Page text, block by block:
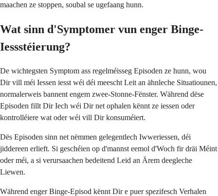
maachen ze stoppen, soubal se ugefaang hunn.
Wat sinn d'Symptomer vun enger Binge-
Iessstéierung?
De wichtegsten Symptom ass regelméisseg Episoden ze hunn, wou
Dir vill méi Iessen iesst wéi déi meescht Leit an ähnleche Situatiounen,
normalerweis bannent engem zwee-Stonne-Fënster. Während dëse
Episoden fillt Dir Iech wéi Dir net ophalen kënnt ze iessen oder
kontrolléiere wat oder wéi vill Dir konsuméiert.
Dës Episoden sinn net nëmmen gelegentlech Iwweriessen, déi
jiddereen erlieft. Si geschéien op d'mannst eemol d'Woch fir dräi Méint
oder méi, a si verursaachen bedeitend Leid an Ärem deegleche
Liewen.
Während enger Binge-Episod kënnt Dir e puer spezifesch Verhalen